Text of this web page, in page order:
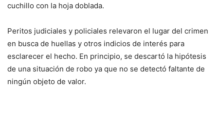
cuchillo con la hoja doblada.
Peritos judiciales y policiales relevaron el lugar del crimen
en busca de huellas y otros indicios de interés para
esclarecer el hecho. En principio, se descartó la hipótesis
de una situación de robo ya que no se detectó faltante de
ningún objeto de valor.